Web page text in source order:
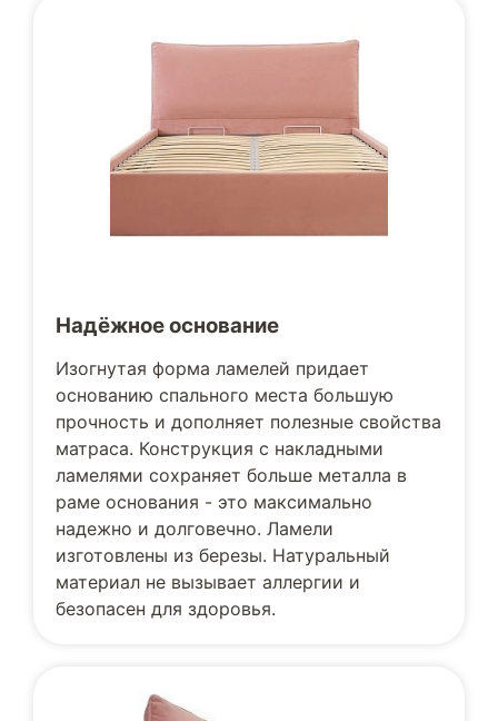
Надёжное основание
Изогнутая форма ламелей придает
основанию спального места большую
прочность и дополняет полезные свойства
матраса. Конструкция с накладными
ламелями сохраняет больше металла в
раме основания - это максимально
надежно и долговечно. Ламели
изготовлены из березы. Натуральный
материал не вызывает аллергии и
безопасен для здоровья.